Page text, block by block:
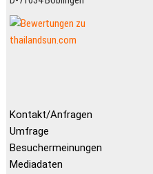
Kontakt/Anfragen
Umfrage
Besuchermeinungen
Mediadaten